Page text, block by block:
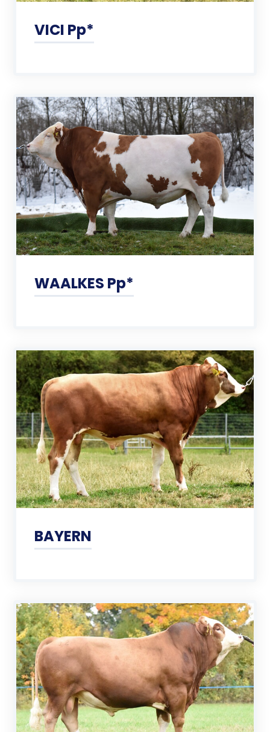
VICI Pp*
WAALKES Pp*
BAYERN